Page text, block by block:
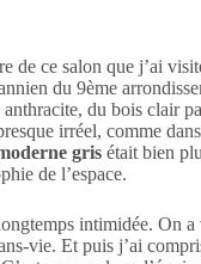
de ce salon que j’ai
du 9ème
anthracite, du bois clair
irréel, comme
gris était bien
de l’espace.
intimidée. On
vie. Et puis j’ai